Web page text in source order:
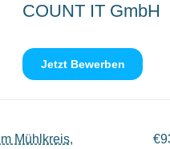
COUNT IT GmbH
Jetzt Bewerben
Mühlkreis,